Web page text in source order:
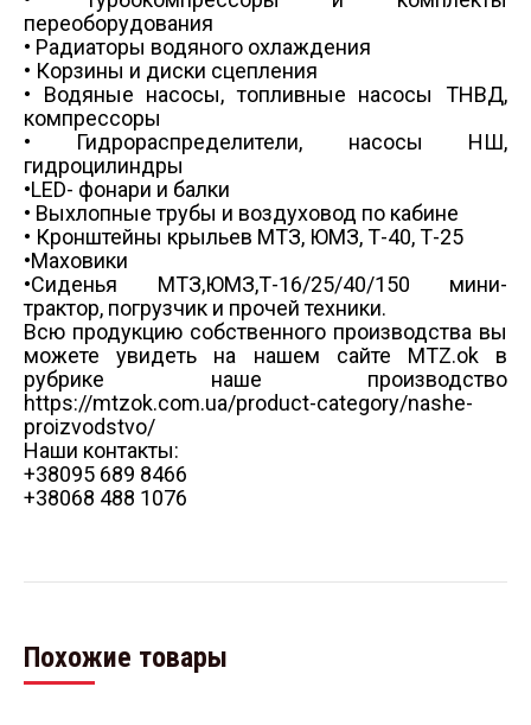
переоборудования
• Радиаторы водяного охлаждения
• Корзины и диски сцепления
• Водяные насосы, топливные насосы ТНВД,
компрессоры
• Гидрораспределители, насосы НШ,
гидроцилиндры
•LED- фонари и балки
• Выхлопные трубы и воздуховод по кабине
• Кронштейны крыльев МТЗ, ЮМЗ, Т-40, Т-25
•Маховики
•Сиденья МТЗ,ЮМЗ,Т-16/25/40/150 мини-
трактор, погрузчик и прочей техники.
Всю продукцию собственного производства вы
можете увидеть на нашем сайте MTZ.ok в
рубрике наше производство
https://mtzok.com.ua/product-category/nashe-
proizvodstvo/
Наши контакты:
+38095 689 8466
+38068 488 1076
Похожие товары